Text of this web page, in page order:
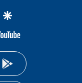
whatsapp
google
youtube-